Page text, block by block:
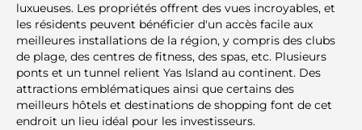
luxueuses. Les propriétés offrent des vues incroyables, et
les résidents peuvent bénéficier d'un accès facile aux
meilleures installations de la région, y compris des clubs
de plage, des centres de fitness, des spas, etc. Plusieurs
ponts et un tunnel relient Yas Island au continent. Des
attractions emblématiques ainsi que certains des
meilleurs hôtels et destinations de shopping font de cet
endroit un lieu idéal pour les investisseurs.